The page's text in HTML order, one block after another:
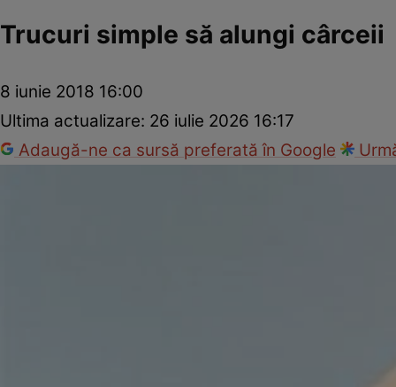
Trucuri simple să alungi cârceii
8 iunie 2018 16:00
Ultima actualizare: 26 iulie 2026 16:17
Adaugă-ne ca sursă preferată în Google